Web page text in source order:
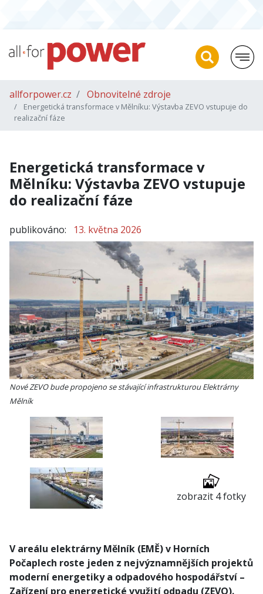
allforpower.cz Obnovitelné zdroje
Energetická transformace v Mělníku: Výstavba ZEVO vstupuje do
realizační fáze
Energetická transformace v
Mělníku: Výstavba ZEVO vstupuje
do realizační fáze
publikováno: 13. května 2026
Nové ZEVO bude propojeno se stávající infrastrukturou Elektrárny
Mělník
zobrazit 4 fotky
V areálu elektrárny Mělník (EMĚ) v Horních
Počaplech roste jeden z nejvýznamnějších projektů
moderní energetiky a odpadového hospodářství –
Zařízení pro energetické využití odpadu (ZEVO).